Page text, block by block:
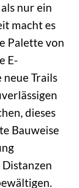
nur ein
macht es
Palette von
E-
Trails
dieses
Bauweise